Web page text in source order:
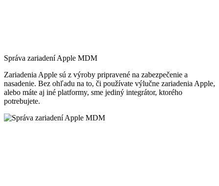
Správa zariadení Apple MDM
Zariadenia Apple sú z výroby pripravené na zabezpečenie a
nasadenie. Bez ohľadu na to, či používate výlučne zariadenia Apple,
alebo máte aj iné platformy, sme jediný integrátor, ktorého
potrebujete.